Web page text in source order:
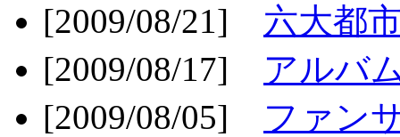
[2009/08/21] 六大都
[2009/08/17] アルバ
[2009/08/05] ファン